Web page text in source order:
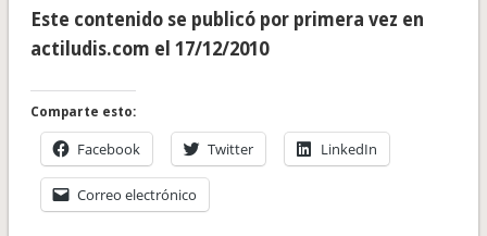
Este contenido se publicó por primera vez en
actiludis.com el 17/12/2010
Comparte esto:
Facebook Twitter LinkedIn
Correo electrónico